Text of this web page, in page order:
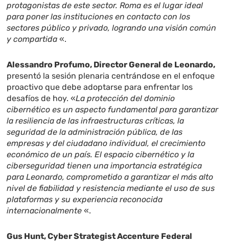
protagonistas de este sector. Roma es el lugar ideal
para poner las instituciones en contacto con los
sectores público y privado, logrando una visión común
y compartida «.
Alessandro Profumo, Director General de Leonardo,
presentó la sesión plenaria centrándose en el enfoque
proactivo que debe adoptarse para enfrentar los
desafíos de hoy. «La protección del dominio
cibernético es un aspecto fundamental para garantizar
la resiliencia de las infraestructuras críticas, la
seguridad de la administración pública, de las
empresas y del ciudadano individual, el crecimiento
económico de un país. El espacio cibernético y la
ciberseguridad tienen una importancia estratégica
para Leonardo, comprometido a garantizar el más alto
nivel de fiabilidad y resistencia mediante el uso de sus
plataformas y su experiencia reconocida
internacionalmente «.
Gus Hunt, Cyber Strategist Accenture Federal